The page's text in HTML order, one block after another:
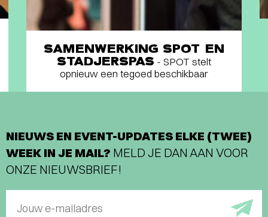
SAMENWERKING SPOT EN
STADJERSPAS - SPOT stelt
opnieuw een tegoed beschikbaar
NIEUWS EN EVENT-UPDATES ELKE (TWEE)
WEEK IN JE MAIL? MELD JE DAN AAN VOOR
ONZE NIEUWSBRIEF!
Jouw e-mailadres